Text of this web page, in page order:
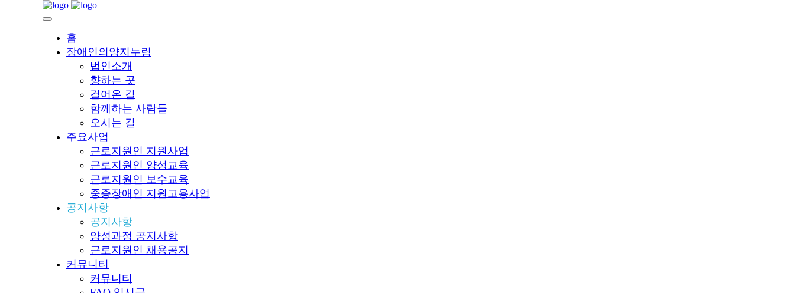
홈
장애인의양지누림
법인소개
향하는 곳
걸어온 길
함께하는 사람들
오시는 길
주요사업
근로지원인 지원사업
근로지원인 양성교육
근로지원인 보수교육
중증장애인 지원고용사업
공지사항
공지사항
양성과정 공지사항
근로지원인 채용공지
커뮤니티
커뮤니티